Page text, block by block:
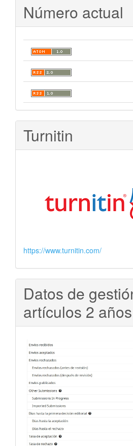
Número actual
Turnitin
https://www.turnitin.com/
Datos de
artículos 2 años